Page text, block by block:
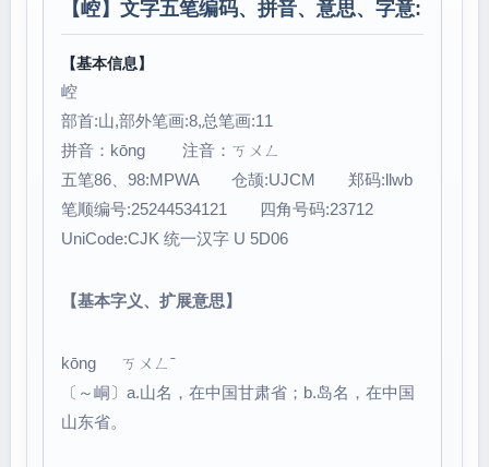
【崆】文字五笔编码、拼音、意思、字意:
【基本信息】
崆
部首:山,部外笔画:8,总笔画:11
拼音：kōng 注音：ㄎㄨㄥ
五笔86、98:MPWA 仓颉:UJCM 郑码:llwb
笔顺编号:25244534121 四角号码:23712
UniCode:CJK 统一汉字 U 5D06
【基本字义、扩展意思】
kōng ㄎㄨㄥˉ
〔～峒〕a.山名，在中国甘肃省；b.岛名，在中国
山东省。